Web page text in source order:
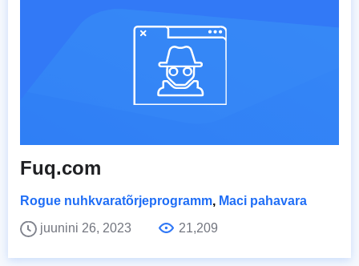
Fuq.com
Rogue nuhkvaratõrjeprogramm, Maci pahavara
juunini 26, 2023
21,209